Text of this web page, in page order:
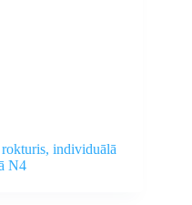
individuālā
N4